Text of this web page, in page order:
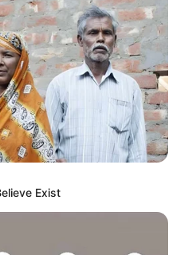
ความสุขสบายตามประสา
ยมั่งคั่งถึงระดับเศรษฐี แต่
นตามประสาคนรักได้อย่าง
ณก็จะคลี่คลายด้วยความ
ดใจให้โอกาสให้อภัย และ
ความร้อนแรงเข้าหากัน มี
ถ้อยอาศัย และมีความตั้งใจ
ให้เป็นความสัมพันธ์ที่ยั่งยืน
Exist